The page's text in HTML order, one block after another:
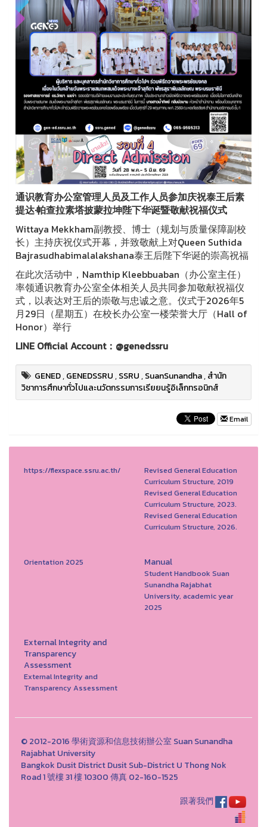
通识教育办公室管理人员及工作人员参加庆祝泰王后素
提达·帕查拉素塔披蒙拉坤陛下华诞暨敬献祝福仪式
Wittaya Mekkham副教授、博士（规划与质量保障副校
长）主持庆祝仪式开幕，并致敬献上对Queen Suthida
Bajrasudhabimalalakshana泰王后陛下华诞的崇高祝福
在此次活动中，Namthip Kleebbuaban（办公室主任）
率领通识教育办公室全体相关人员共同参加敬献祝福仪
式，以表达对王后的崇敬与忠诚之意。仪式于2026年5
月29日（星期五）在校长办公室一楼荣誉大厅（Hall of
Honor）举行
LINE Official Account：@genedssru
GENED,GENEDSSRU,SSRU,SuanSunandha,สำนัก
วิชาการศึกษาทั่วไปและนวัตกรรมการเรียยนรู้อิเล็กทรอนิกส์
Email
https://flexspace.ssru.ac.th/
Revised General Education
Curriculum Structure, 2019
Revised General Education
Curriculum Structure, 2023.
Revised General Education
Curriculum Structure, 2026.
Orientation 2025 Manual
Student Handbook Suan
Sunandha Rajabhat
University, academic year
2025
External Integrity and
Transparency
Assessment
External Integrity and
Transparency Assessment
© 2012-2016 學術資源和信息技術辦公室 Suan Sunandha
Rajabhat University
Bangkok Dusit District Dusit Sub-District U Thong Nok
Road 1 號樓 31 樓 10300 傳真 02-160-1525
跟著我們